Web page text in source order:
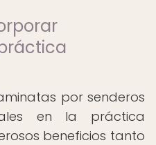
por senderos
en la práctica
beneficios tanto